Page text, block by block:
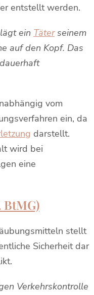
entstellt werden.
ein Täterseinem
auf den Kopf. Das
vom
ein, da
darstellt.
wird bei
eine
BtMG)
stellt
Sicherheit dar
Verkehrskontrolle